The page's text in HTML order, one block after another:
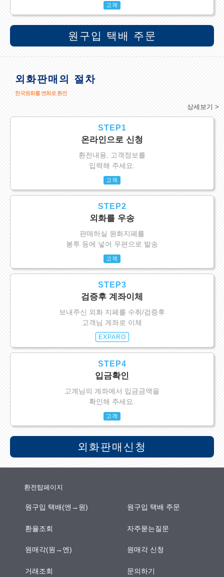
고객
원구입 택배 주문
외화판매의 절차
한국원화를 엔화로 환전
상세보기 >
STEP1
온라인으로 신청
환전내용, 고객정보를
입력해 주세요.
고객
STEP2
외화를 우송
판매하실 원화지폐를
봉투 등에 넣어 우편으로 발송
고객
STEP3
검증후 계좌이체
보내주신 외화 지페를 수취/검증후
고객님 계좌로 이체
EXPARO
STEP4
입금확인
고계님의 계좌에서 입금금액을
확인해 주세요.
고객
외화판매신청
환전탑페이지
원구입 택배(엔→원) 원구입 택배 주문
환율조회 자주묻는질문
원매각(원→엔) 원매각 신청
거래조회 문의하기